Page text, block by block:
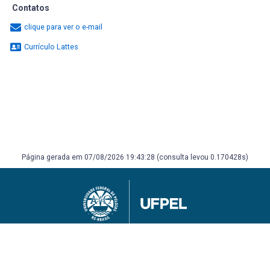
Contatos
clique para ver o e-mail
Currículo Lattes
Página gerada em 07/08/2026 19:43:28 (consulta levou 0.170428s)